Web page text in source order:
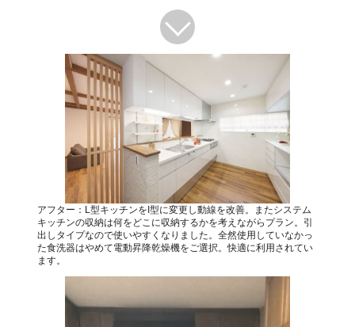
アフター：L型キッチンをI型に変更し動線を改善。またシステム
キッチンの収納は何をどこに収納するかを考えながらプラン。引
出しタイプなので使いやすくなりました。全然使用していなかっ
た食洗器はやめて電動昇降乾燥機をご選択。快適に利用されてい
ます。